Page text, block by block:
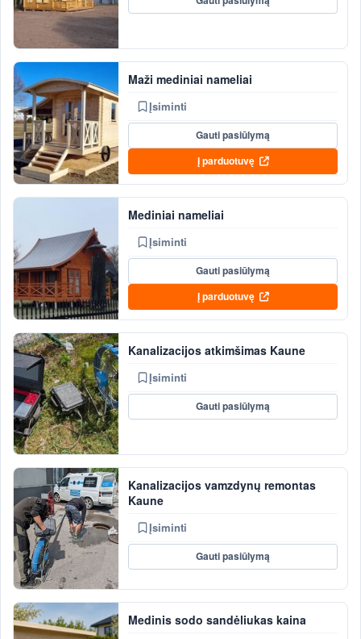
Maži mediniai nameliai
Įsiminti
Gauti pasiūlymą
Į parduotuvę
Mediniai nameliai
Įsiminti
Gauti pasiūlymą
Į parduotuvę
Kanalizacijos atkimšimas Kaune
Įsiminti
Gauti pasiūlymą
Kanalizacijos vamzdynų remontas
Kaune
Įsiminti
Gauti pasiūlymą
Medinis sodo sandėliukas kaina